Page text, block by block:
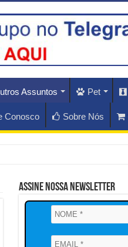
Assuntos Pet
Conosco Sobre Nós
Assine Nossa Newsletter